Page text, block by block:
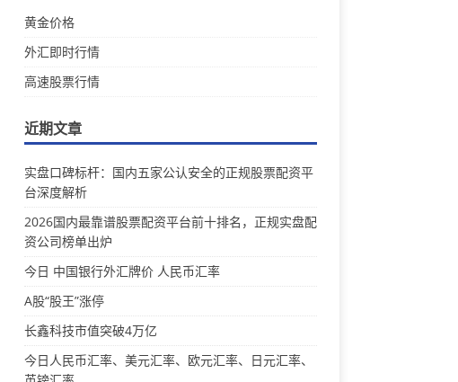
黄金价格
外汇即时行情
高速股票行情
近期文章
实盘口碑标杆：国内五家公认安全的正规股票配资平
台深度解析
2026国内最靠谱股票配资平台前十排名，正规实盘配
资公司榜单出炉
今日 中国银行外汇牌价 人民币汇率
A股“股王”涨停
长鑫科技市值突破4万亿
今日人民币汇率、美元汇率、欧元汇率、日元汇率、